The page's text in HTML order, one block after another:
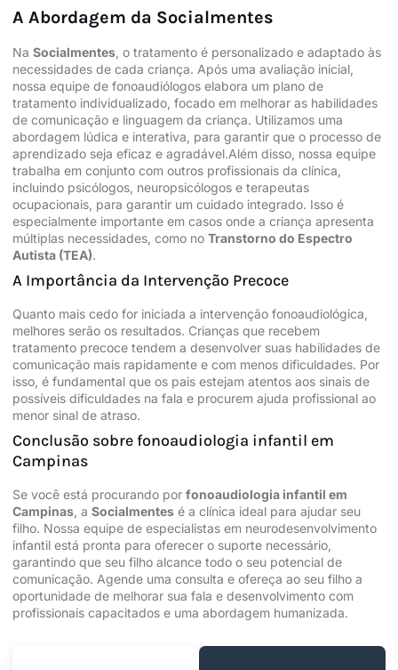
A Abordagem da Socialmentes
Na Socialmentes , o tratamento é personalizado e adaptado às
necessidades de cada criança. Após uma avaliação inicial,
nossa equipe de fonoaudiólogos elabora um plano de
tratamento individualizado, focado em melhorar as habilidades
de comunicação e linguagem da criança. Utilizamos uma
abordagem lúdica e interativa, para garantir que o processo de
aprendizado seja eficaz e agradável.Além disso, nossa equipe
trabalha em conjunto com outros profissionais da clínica,
incluindo psicólogos, neuropsicólogos e terapeutas
ocupacionais, para garantir um cuidado integrado. Isso é
especialmente importante em casos onde a criança apresenta
múltiplas necessidades, como no Transtorno do Espectro
Autista (TEA).
A Importância da Intervenção Precoce
Quanto mais cedo for iniciada a intervenção fonoaudiológica,
melhores serão os resultados. Crianças que recebem
tratamento precoce tendem a desenvolver suas habilidades de
comunicação mais rapidamente e com menos dificuldades. Por
isso, é fundamental que os pais estejam atentos aos sinais de
possíveis dificuldades na fala e procurem ajuda profissional ao
menor sinal de atraso.
Conclusão sobre fonoaudiologia infantil em
Campinas
Se você está procurando por fonoaudiologia infantil em
Campinas , a Socialmentes é a clínica ideal para ajudar seu
filho. Nossa equipe de especialistas em neurodesenvolvimento
infantil está pronta para oferecer o suporte necessário,
garantindo que seu filho alcance todo o seu potencial de
comunicação. Agende uma consulta e ofereça ao seu filho a
oportunidade de melhorar sua fala e desenvolvimento com
profissionais capacitados e uma abordagem humanizada.